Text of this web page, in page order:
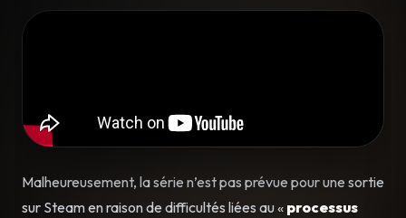
Malheureusement, la série n’est pas prévue pour une sortie
sur Steam en raison de difficultés liées au « processus